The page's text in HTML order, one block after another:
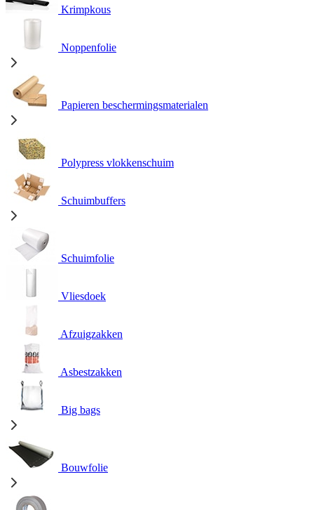
Krimpkous
Noppenfolie
Papieren beschermingsmaterialen
Polypress vlokkenschuim
Schuimbuffers
Schuimfolie
Vliesdoek
Afzuigzakken
Asbestzakken
Big bags
Bouwfolie